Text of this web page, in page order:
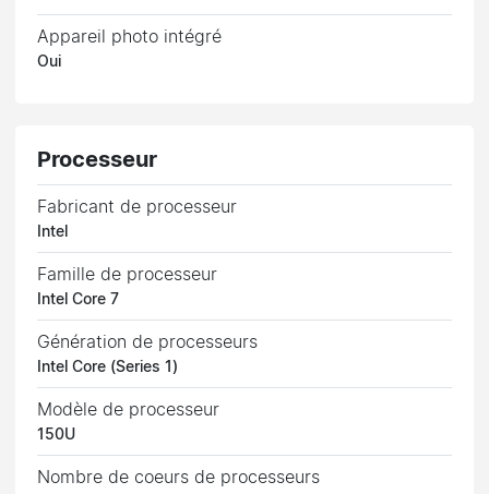
Appareil photo intégré
Oui
Processeur
Fabricant de processeur
Intel
Famille de processeur
Intel Core 7
Génération de processeurs
Intel Core (Series 1)
Modèle de processeur
150U
Nombre de coeurs de processeurs